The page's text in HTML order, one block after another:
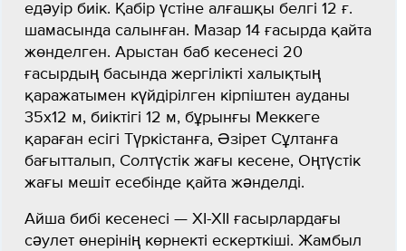
едәуір биік. Қабір үстіне алғашқы белгі 12 ғ.
шамасында салынған. Мазар 14 ғасырда қайта
жөнделген. Арыстан баб кесенесі 20
ғасырдың басында жергілікті халықтың
қаражатымен күйдірілген кірпіштен ауданы
35x12 м, биіктігі 12 м, бұрынғы Меккеге
қараған есігі Түркістанға, Әзірет Сұлтанға
бағытталып, Солтүстік жағы кесене, Оңтүстік
жағы мешіт есебінде қайта жәнделді.
Айша бибі кесенесі — ХІ-XII ғасырлардағы
сәулет өнерінің көрнекті ескерткіші. Жамбыл